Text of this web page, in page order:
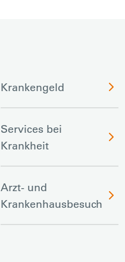
Krankengeld
Services bei
Krankheit
Arzt- und
Krankenhausbesuch